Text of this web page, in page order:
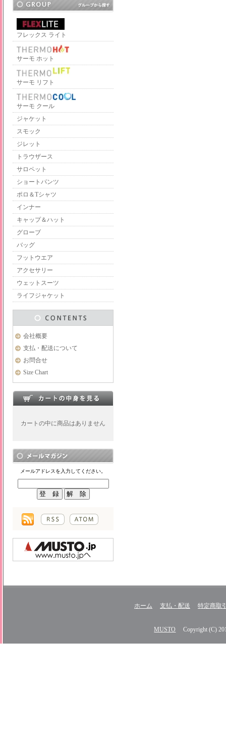
フレックス ライト
サーモ ホット
サーモ リフト
サーモ クール
ジャケット
スモック
ジレット
トラウザース
サロペット
ショートパンツ
ポロ＆Tシャツ
インナー
キャップ＆ハット
グローブ
バッグ
フットウエア
アクセサリー
ウェットスーツ
ライフジャケット
会社概要
支払・配送について
お問合せ
Size Chart
カートの中に商品はありません
メールアドレスを入力してください。
ホーム 支払・配送 特定商取
MUSTO Copyright (C)